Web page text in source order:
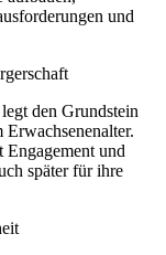
und
den Grundstein
und
später für ihre